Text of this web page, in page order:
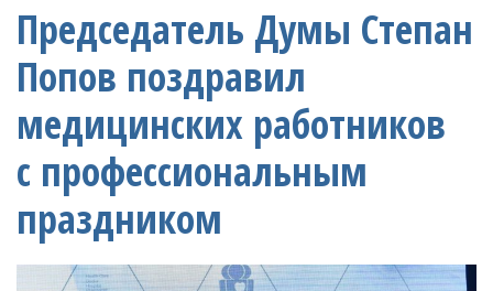
Председатель Думы Степан
Попов поздравил
медицинских работников
с профессиональным
праздником